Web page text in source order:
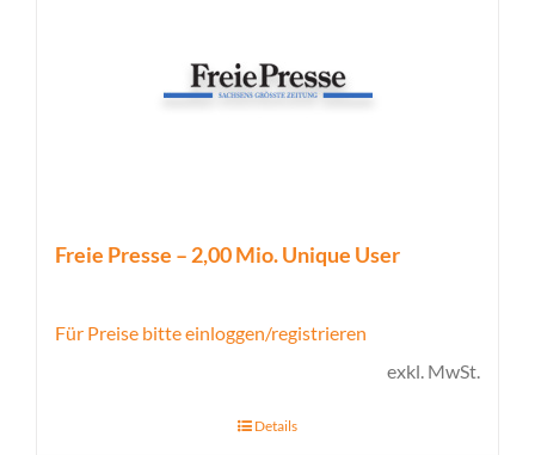
Freie Presse – 2,00 Mio. Unique User
Für Preise bitte einloggen/registrieren
exkl. MwSt.
Details